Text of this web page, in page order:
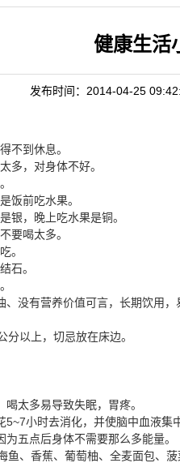
健康生活
发布时间：2014-04-25
不到休息。
多，对身体不好。
饭前吃水果。
银，晚上吃水果是铜。
要喝太多。
。
石。
、没有营养价值可言，长期饮用
分以上，切忌放在床边。
太多易导致失眠，胃疼。
5~7小时去消化，并使脑中血液
五点后身体不需要那么多能量。
鱼、香蕉、葡萄柚、全麦面包、